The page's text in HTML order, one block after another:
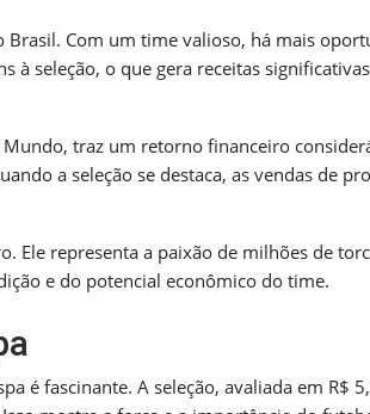
Com um time valioso, há mais
à seleção, o que gera receitas
traz um retorno financeiro
a seleção se destaca, as vendas de
Ele representa a paixão de milhões de
e do potencial econômico do time.
é fascinante. A seleção, avaliada em R$